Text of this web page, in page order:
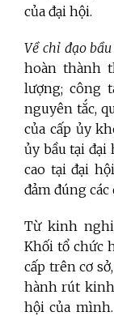
của đại hội.
Về chỉ đạo
hoàn thành
lượng; công
nguyên tắc,
của cấp ủy
ủy bầu tại
cao tại đại
đảm đúng
Từ kinh
Khối tổ chức
cấp trên cơ
hành rút
hội của